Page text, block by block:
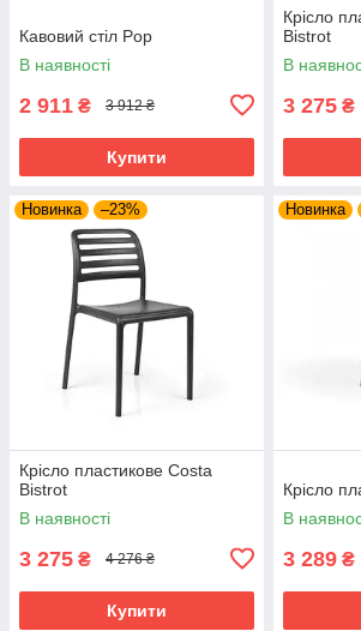
Кавовий стіл Pop
В наявності
2 911 ₴ 3 912 ₴
Купити
Крісло
Bistrot
В
3 275 ₴
Новинка –23%
Крісло пластикове Costa
Bistrot
В наявності
3 275 ₴ 4 276 ₴
Купити
Новинка
Крісло
В
3 289 ₴